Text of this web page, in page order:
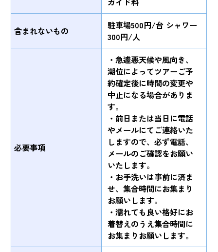
含まれないもの
駐車場500円/台 シャワー
300円/人
必要事項
・急遽悪天候や風向き、
潮位によってツアーご予
約確定後に時間の変更や
中止になる場合がありま
す。
・前日または当日に電話
やメールにてご連絡いた
しますので、必ず電話、
メールのご確認をお願い
いたします。
・お手洗いは事前に済ま
せ、集合時間にお集まり
お願いします。
・濡れても良い格好にお
着替えのうえ集合時間に
お集まりお願いします。